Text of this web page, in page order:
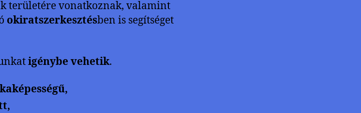
területére vonatkoznak, valamint
okiratszerkesztésben is segítséget
igénybe vehetik.